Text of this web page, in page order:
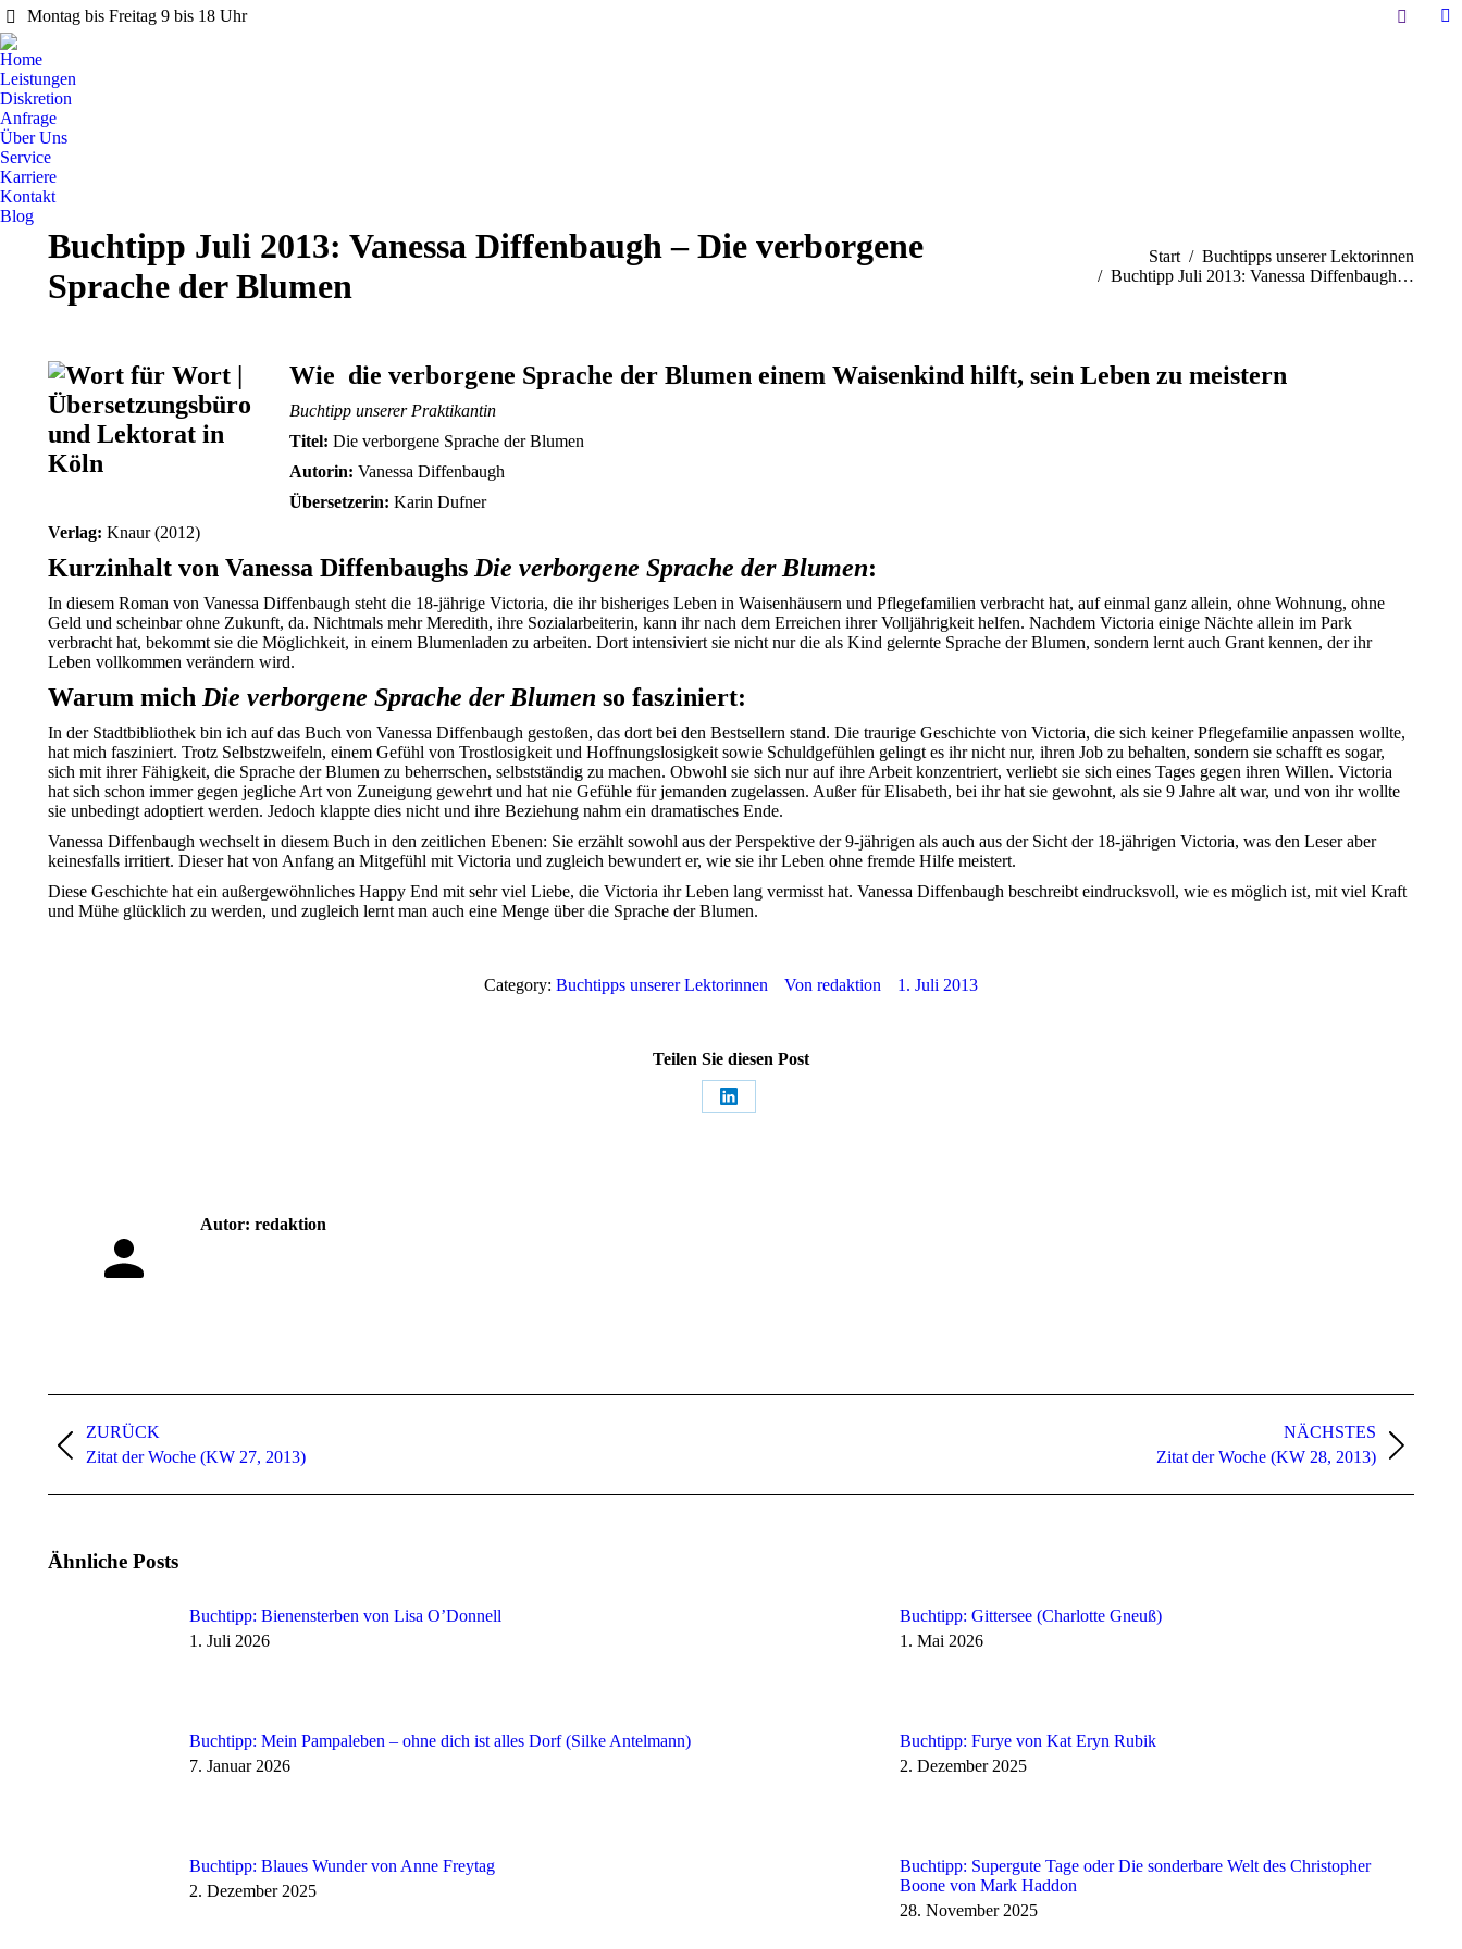
Montag bis Freitag 9 bis 18 Uhr Search:
Home
Leistungen
Diskretion
Anfrage
Über Uns
Service
Karriere
Kontakt
Blog
Buchtipp Juli 2013: Vanessa Diffenbaugh – Die verborgene
Sprache der Blumen
Start
Buchtipps unserer Lektorinnen
Buchtipp Juli 2013: Vanessa Diffenbaugh…
Wie die verborgene Sprache der Blumen einem Waisenkind hilft, sein Leben zu meistern
Buchtipp unserer Praktikantin
Titel: Die verborgene Sprache der Blumen
Autorin: Vanessa Diffenbaugh
Übersetzerin: Karin Dufner
Verlag: Knaur (2012)
Kurzinhalt von Vanessa Diffenbaughs Die verborgene Sprache der Blumen:
In diesem Roman von Vanessa Diffenbaugh steht die 18-jährige Victoria, die ihr bisheriges Leben in Waisenhäusern und Pflegefamilien verbracht hat, auf einmal ganz allein, ohne Wohnung, ohne
Geld und scheinbar ohne Zukunft, da. Nichtmals mehr Meredith, ihre Sozialarbeiterin, kann ihr nach dem Erreichen ihrer Volljährigkeit helfen. Nachdem Victoria einige Nächte allein im Park
verbracht hat, bekommt sie die Möglichkeit, in einem Blumenladen zu arbeiten. Dort intensiviert sie nicht nur die als Kind gelernte Sprache der Blumen, sondern lernt auch Grant kennen, der ihr
Leben vollkommen verändern wird.
Warum mich Die verborgene Sprache der Blumen so fasziniert:
In der Stadtbibliothek bin ich auf das Buch von Vanessa Diffenbaugh gestoßen, das dort bei den Bestsellern stand. Die traurige Geschichte von Victoria, die sich keiner Pflegefamilie anpassen wollte,
hat mich fasziniert. Trotz Selbstzweifeln, einem Gefühl von Trostlosigkeit und Hoffnungslosigkeit sowie Schuldgefühlen gelingt es ihr nicht nur, ihren Job zu behalten, sondern sie schafft es sogar,
sich mit ihrer Fähigkeit, die Sprache der Blumen zu beherrschen, selbstständig zu machen. Obwohl sie sich nur auf ihre Arbeit konzentriert, verliebt sie sich eines Tages gegen ihren Willen. Victoria
hat sich schon immer gegen jegliche Art von Zuneigung gewehrt und hat nie Gefühle für jemanden zugelassen. Außer für Elisabeth, bei ihr hat sie gewohnt, als sie 9 Jahre alt war, und von ihr wollte
sie unbedingt adoptiert werden. Jedoch klappte dies nicht und ihre Beziehung nahm ein dramatisches Ende.
Vanessa Diffenbaugh wechselt in diesem Buch in den zeitlichen Ebenen: Sie erzählt sowohl aus der Perspektive der 9-jährigen als auch aus der Sicht der 18-jährigen Victoria, was den Leser aber
keinesfalls irritiert. Dieser hat von Anfang an Mitgefühl mit Victoria und zugleich bewundert er, wie sie ihr Leben ohne fremde Hilfe meistert.
Diese Geschichte hat ein außergewöhnliches Happy End mit sehr viel Liebe, die Victoria ihr Leben lang vermisst hat. Vanessa Diffenbaugh beschreibt eindrucksvoll, wie es möglich ist, mit viel Kraft
und Mühe glücklich zu werden, und zugleich lernt man auch eine Menge über die Sprache der Blumen.
Category: Buchtipps unserer Lektorinnen Von redaktion 1. Juli 2013
Teilen Sie diesen Post
Share
Autor: redaktion
ZURÜCK
Vorheriger
Zitat der Woche (KW 27, 2013)
NÄCHSTES
Zitat der Woche (KW 28, 2013)
Ähnliche Posts
Buchtipp: Bienensterben von Lisa O’Donnell
1. Juli 2026
Buchtipp: Gittersee (Charlotte Gneuß)
1. Mai 2026
Buchtipp: Mein Pampaleben – ohne dich ist alles Dorf (Silke Antelmann)
7. Januar 2026
Buchtipp: Furye von Kat Eryn Rubik
2. Dezember 2025
Buchtipp: Blaues Wunder von Anne Freytag
2. Dezember 2025
Buchtipp: Supergute Tage oder Die sonderbare Welt des Christopher
Boone von Mark Haddon
28. November 2025